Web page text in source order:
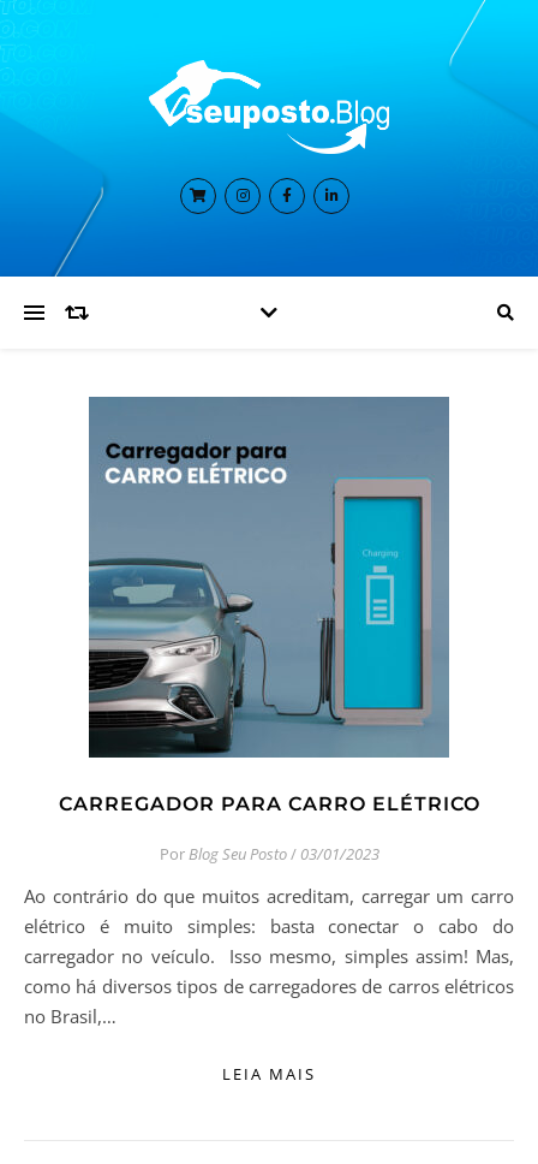
CARREGADOR PARA CARRO ELÉTRICO
PorBlog Seu Posto/ 03/01/2023
Ao contrário do que muitos acreditam, carregar um carro
elétrico é muito simples: basta conectar o cabo do
carregador no veículo. Isso mesmo, simples assim! Mas,
como há diversos tipos de carregadores de carros elétricos
no Brasil,…
LEIA MAIS